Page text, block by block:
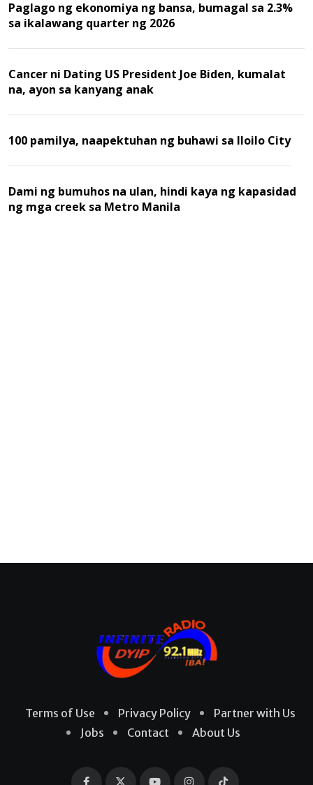
Paglago ng ekonomiya ng bansa, bumagal sa 2.3%
sa ikalawang quarter ng 2026
Cancer ni Dating US President Joe Biden, kumalat
na, ayon sa kanyang anak
100 pamilya, naapektuhan ng buhawi sa Iloilo City
Dami ng bumuhos na ulan, hindi kaya ng kapasidad
ng mga creek sa Metro Manila
Terms of Use Privacy Policy
Partner with Us
Jobs
Contact About Us